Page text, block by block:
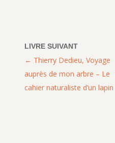
Thierry Dedieu, Voyage
auprès de mon arbre – Le
cahier naturaliste d’un lapin